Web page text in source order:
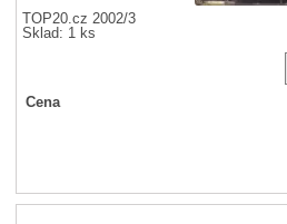
TOP20.cz 2002/3
Sklad: 1 ks
Cena